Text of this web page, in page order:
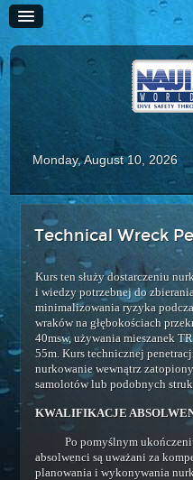
Monday, August 10, 2026
HOME
HISTORIA
SZKOLENIE
Kursy Rekreacyjne
Scuba Diver
Advanced Scuba
Adaptive Scuba
Rescue Scuba
Training Assistant
Master Scuba
Technical Wreck
Kurs ten służy dostarczeniu
i wiedzy potrzebnej do
minimalizowania ryzyka
wraków na głębokościach
40msw, używania mieszanek
55m. Kurs technicznej
nurkowanie wewnątrz
samolotów lub podobnych
KWALIFIKACJE
Po pomyślnym
absolwenci są uważani za
planowania i wykonywania